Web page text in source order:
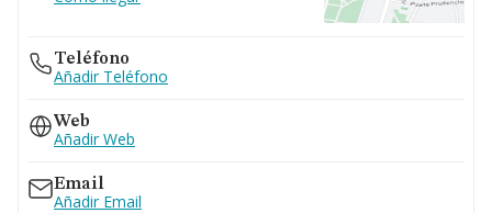
Teléfono
Añadir Teléfono
Web
Añadir Web
Email
Añadir Email